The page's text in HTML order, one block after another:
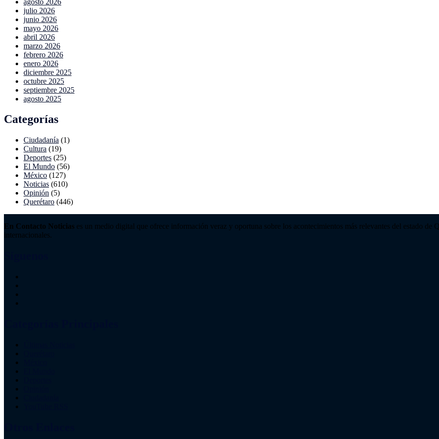
julio 2026
junio 2026
mayo 2026
abril 2026
marzo 2026
febrero 2026
enero 2026
diciembre 2025
octubre 2025
septiembre 2025
agosto 2025
Categorías
Ciudadanía (1)
Cultura (19)
Deportes (25)
El Mundo (56)
México (127)
Noticias (610)
Opinión (5)
Querétaro (446)
En Contacto Noticias es un medio digital que ofrece información veraz y oportuna sobre los acontecimientos más relevantes del estado de
internacionales.